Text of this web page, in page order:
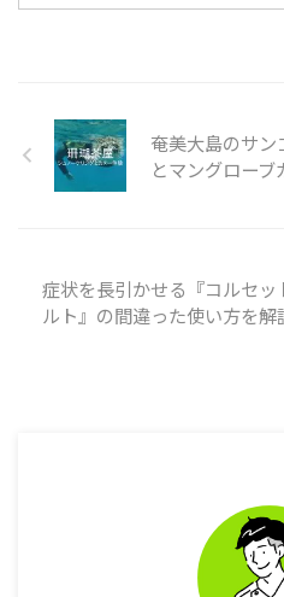
う時は膝の筋肉を補助するサポー
時間が取れない方には以下の動画
もオススメです。 柔YAWARAが動
画の中で膝が痛い時にサポーター
奄美大島のサ
とマングロー
症状を長引かせる『コルセッ
ルト』の間違った使い方を解